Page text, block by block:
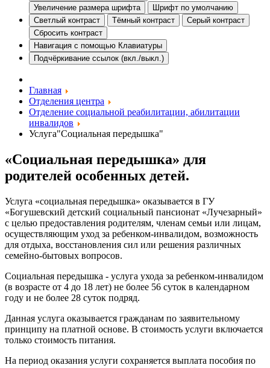
Увеличение размера шрифта
Шрифт по умолчанию
Светлый контраст
Тёмный контраст
Серый контраст
Сбросить контраст
Навигация с помощью Клавиатуры
Подчёркивание ссылок (вкл./выкл.)
Главная
Отделения центра
Отделение социальной реабилитации, абилитации
инвалидов
Услуга"Социальная передышка"
«Социальная передышка» для
родителей особенных детей.
Услуга «социальная передышка» оказывается в ГУ
«Богушевский детский социальный пансионат «Лучезарный»
с целью предоставления родителям, членам семьи или лицам,
осуществляющим уход за ребенком-инвалидом, возможность
для отдыха, восстановления сил или решения различных
семейно-бытовых вопросов.
Социальная передышка - услуга ухода за ребенком-инвалидом
(в возрасте от 4 до 18 лет) не более 56 суток в календарном
году и не более 28 суток подряд.
Данная услуга оказывается гражданам по заявительному
принципу на платной основе. В стоимость услуги включается
только стоимость питания.
На период оказания услуги сохраняется выплата пособия по